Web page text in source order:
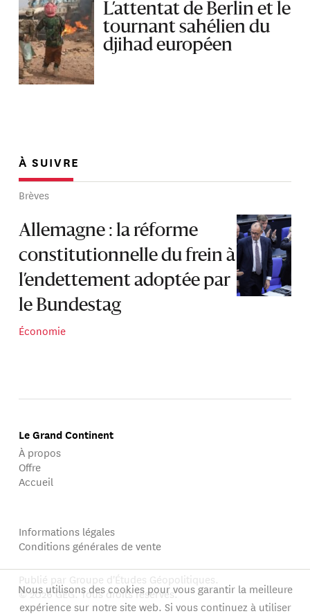
L’attentat de Berlin et le
tournant sahélien du
djihad européen
À SUIVRE
Brèves
Allemagne : la réforme
constitutionnelle du frein à
l’endettement adoptée par
le Bundestag
Économie
Le Grand Continent
À propos
Offre
Accueil
Informations légales
Conditions générales de vente
Publié par Groupe d'Études Géopolitiques.
© 2026 GEG. Tous droits réservés.
Nous utilisons des cookies pour vous garantir la meilleure
expérience sur notre site web. Si vous continuez à utiliser